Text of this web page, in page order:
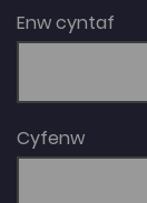
Enw cyntaf
Cyfenw